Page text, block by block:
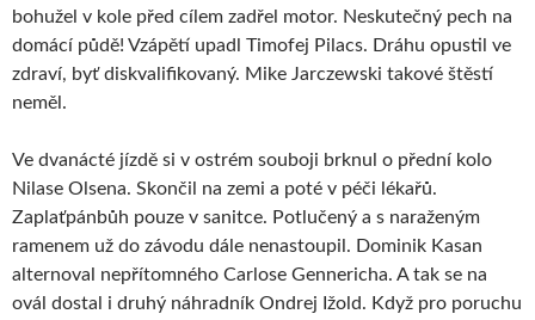
bohužel v kole před cílem zadřel motor. Neskutečný pech na
domácí půdě! Vzápětí upadl Timofej Pilacs. Dráhu opustil ve
zdraví, byť diskvalifikovaný. Mike Jarczewski takové štěstí
neměl.
Ve dvanácté jízdě si v ostrém souboji brknul o přední kolo
Nilase Olsena. Skončil na zemi a poté v péči lékařů.
Zaplaťpánbůh pouze v sanitce. Potlučený a s naraženým
ramenem už do závodu dále nenastoupil. Dominik Kasan
alternoval nepřítomného Carlose Gennericha. A tak se na
ovál dostal i druhý náhradník Ondrej Ižold. Když pro poruchu